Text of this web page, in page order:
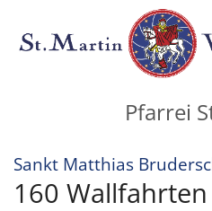
Zum Inhalt springen
Pfarrei
Sankt Matthias
160